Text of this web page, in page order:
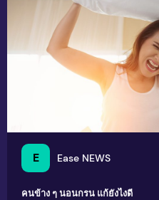
E Ease NEWS
คนข้าง ๆ นอนกรน แก้ยังไงดี